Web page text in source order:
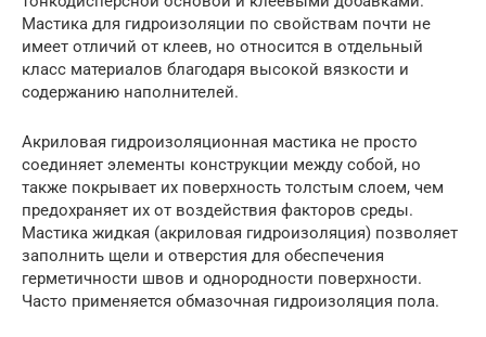
Мастика для гидроизоляции по свойствам почти не
имеет отличий от клеев, но относится в отдельный
класс материалов благодаря высокой вязкости и
содержанию наполнителей.
Акриловая гидроизоляционная мастика не просто
соединяет элементы конструкции между собой, но
также покрывает их поверхность толстым слоем, чем
предохраняет их от воздействия факторов среды.
Мастика жидкая (акриловая гидроизоляция) позволяет
заполнить щели и отверстия для обеспечения
герметичности швов и однородности поверхности.
Часто применяется обмазочная гидроизоляция пола.